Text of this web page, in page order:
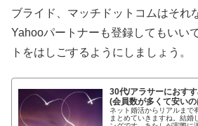
ブライド、マッチドットコムはそれ
Yahooパートナーも登録してもいい
トをはしごするようにしましょう。
30代/アラサーにおす
(会員数が多くて安い
ネット婚活からリアルまで
まとめていきますね。結婚